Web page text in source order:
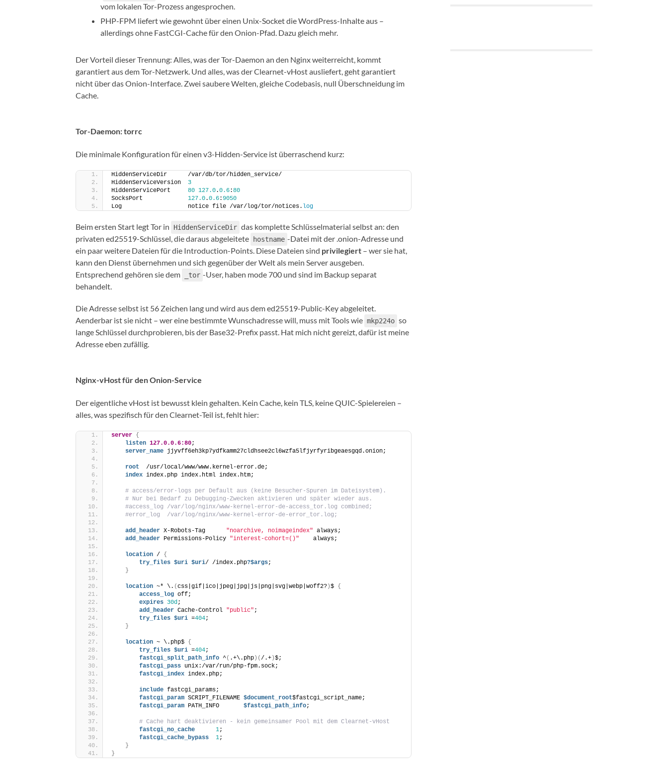
vom lokalen Tor-Prozess angesprochen.
PHP-FPM liefert wie gewohnt über einen Unix-Socket die WordPress-Inhalte aus –
allerdings ohne FastCGI-Cache für den Onion-Pfad. Dazu gleich mehr.
Der Vorteil dieser Trennung: Alles, was der Tor-Daemon an den Nginx weiterreicht, kommt
garantiert aus dem Tor-Netzwerk. Und alles, was der Clearnet-vHost ausliefert, geht garantiert
nicht über das Onion-Interface. Zwei saubere Welten, gleiche Codebasis, null Überschneidung im
Cache.
Tor-Daemon: torrc
Die minimale Konfiguration für einen v3-Hidden-Service ist überraschend kurz:
HiddenServiceDir      /var/db/tor/hidden_service/
HiddenServiceVersion 3
HiddenServicePort 80 127.0.0.6:80
SocksPort 127.0.0.6:9050
Log                   notice file /var/log/tor/notices. log
Beim ersten Start legt Tor in HiddenServiceDir das komplette Schlüsselmaterial selbst an: den
privaten ed25519-Schlüssel, die daraus abgeleitete
hostname -Datei mit der .onion-Adresse und
ein paar weitere Dateien für die Introduction-Points. Diese Dateien sind privilegiert – wer sie hat,
kann den Dienst übernehmen und sich gegenüber der Welt als mein Server ausgeben.
Entsprechend gehören sie dem
_tor -User, haben mode 700 und sind im Backup separat
behandelt.
Die Adresse selbst ist 56 Zeichen lang und wird aus dem ed25519-Public-Key abgeleitet.
Aenderbar ist sie nicht – wer eine bestimmte Wunschadresse will, muss mit Tools wie mkp224o so
lange Schlüssel durchprobieren, bis der Base32-Prefix passt. Hat mich nicht gereizt, dafür ist meine
Adresse eben zufällig.
Nginx-vHost für den Onion-Service
Der eigentliche vHost ist bewusst klein gehalten. Kein Cache, kein TLS, keine QUIC-Spielereien –
alles, was spezifisch für den Clearnet-Teil ist, fehlt hier:
server {
listen 127.0.0.6:80;
server_name jjyvff6eh3kp7ydfkamm27cldhsee2cl6wzfa5lfjyrfyribgeaesgqd.onion;
root
  /usr/local/www/www.kernel-error.de;
index index.php index.html index.htm;
# access/error-logs per Default aus (keine Besucher-Spuren im Dateisystem).
# Nur bei Bedarf zu Debugging-Zwecken aktivieren und später wieder aus.
#access_log /var/log/nginx/www-kernel-error-de-access_tor.log combined;
#error_log  /var/log/nginx/www-kernel-error-de-error_tor.log;
add_header X-Robots-Tag "noarchive, noimageindex" always;
add_header Permissions-Policy "interest-cohort=()"
    always;
location / {
try_files $uri $uri/ /index.php?$args;
}
location ~* \. (css|gif|ico|jpeg|jpg|js|png|svg|webp|woff2? )$ {
access_log off;
expires 30d;
add_header Cache-Control "public" ;
try_files $uri =404;
}
location ~ \.php$ {
try_files $uri =404;
fastcgi_split_path_info ^( .+\.php )(/.+ )$;
fastcgi_pass unix:/var/run/php-fpm.sock;
fastcgi_index index.php;
include fastcgi_params;
fastcgi_param SCRIPT_FILENAME $document_root$fastcgi_script_name;
fastcgi_param PATH_INFO $fastcgi_path_info;
# Cache hart deaktivieren - kein gemeinsamer Pool mit dem Clearnet-vHost
fastcgi_no_cache
1;
fastcgi_cache_bypass
1;
}
}